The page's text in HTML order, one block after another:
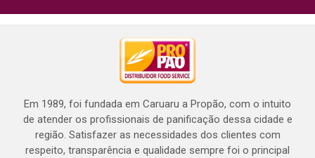
Em 1989, foi fundada em Caruaru a Propão, com o intuito
de atender os profissionais de panificação dessa cidade e
região. Satisfazer as necessidades dos clientes com
respeito, transparência e qualidade sempre foi o principal